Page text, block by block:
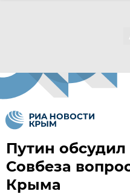
Путин
Совбеза
Крыма